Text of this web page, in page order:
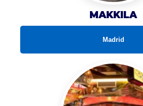
MAKKILA
Madrid